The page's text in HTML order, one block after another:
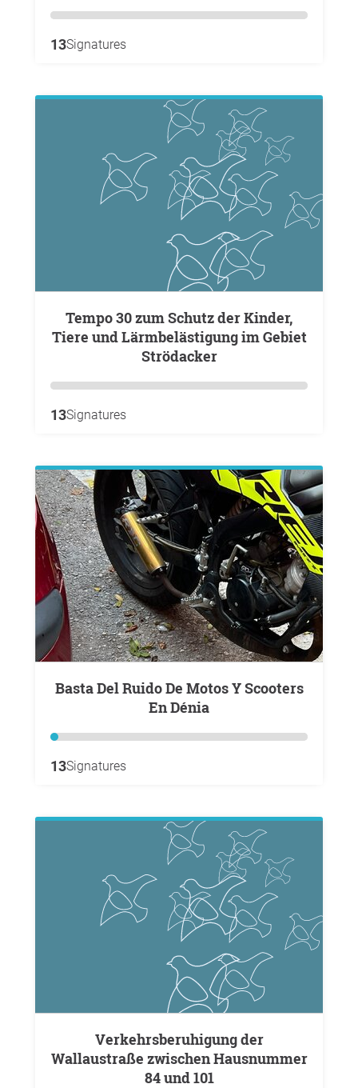
13Signatures
Tempo 30 zum Schutz der Kinder,
Tiere und Lärmbelästigung im Gebiet
Strödacker
13Signatures
Basta Del Ruido De Motos Y Scooters
En Dénia
13Signatures
Verkehrsberuhigung der
Wallaustraße zwischen Hausnummer
84 und 101